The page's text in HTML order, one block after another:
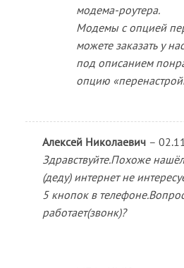
модема-роутера.
Модемы с опцией
можете заказать у
под описанием
опцию
Алексей Николаевич –
Здравствуйте.Похоже
(деду) интернет не
5 кнопок в
работает(звонк)?